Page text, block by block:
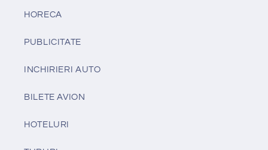
HORECA
PUBLICITATE
INCHIRIERI AUTO
BILETE AVION
HOTELURI